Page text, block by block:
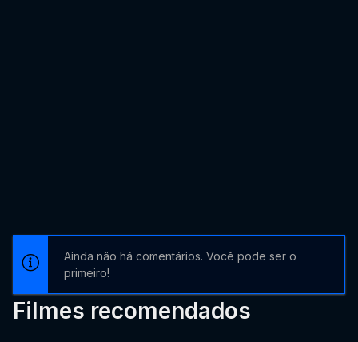
Ainda não há comentários. Você pode ser o
primeiro!
Filmes recomendados